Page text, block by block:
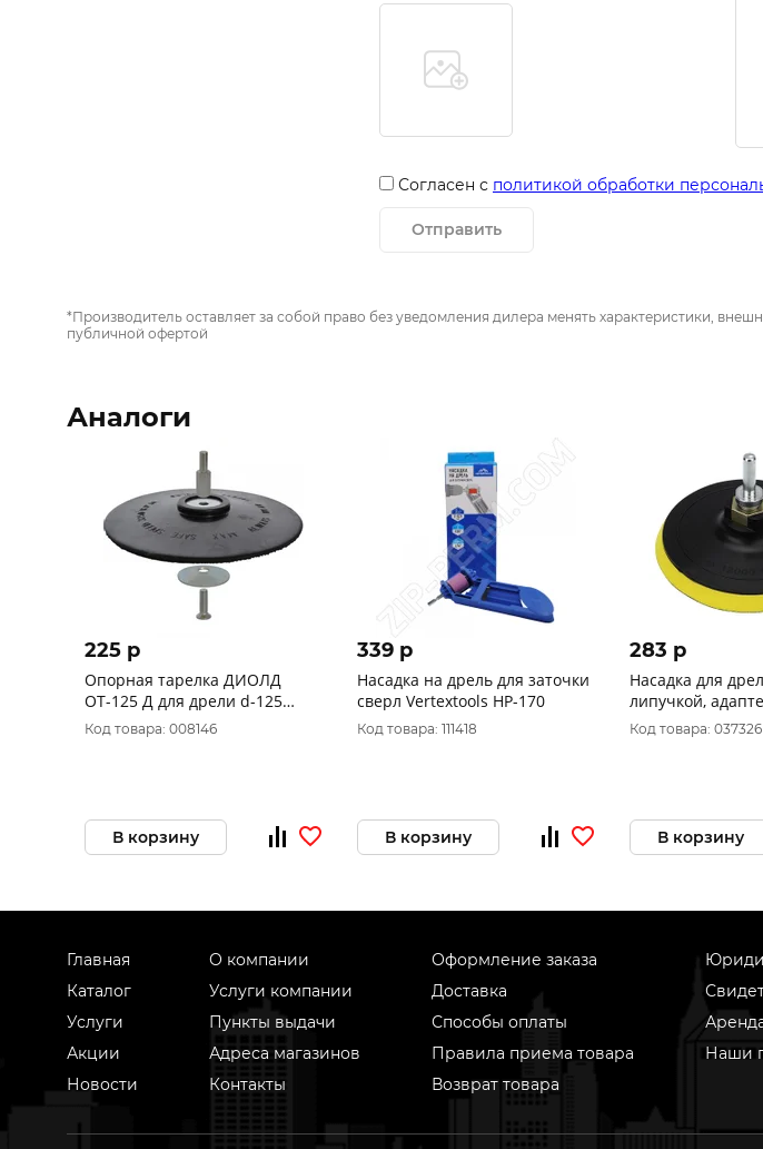
Согласен с политикой обработки
Отправить
*Производитель оставляет за собой право без уведомления дилера менять характеристики,
публичной офертой
Аналоги
225 p
Опорная тарелка ДИОЛД
ОТ-125 Д для дрели d-125
Код товара: 008146
В корзину
339 p
Насадка на дрель для заточки
сверл Vertextools НР-170
Код товара: 111418
В корзину
283 p
Насадка для
липучкой,
мягкая REXANT
Код товара: 037326
В корзину
Главная
Каталог
Услуги
Акции
Новости
О компании
Услуги компании
Пункты выдачи
Адреса магазинов
Контакты
Оформление заказа
Доставка
Способы оплаты
Правила приема товара
Возврат товара
Наши